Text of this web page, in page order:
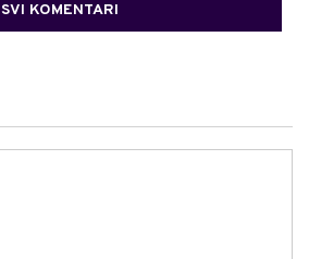
SVI KOMENTARI